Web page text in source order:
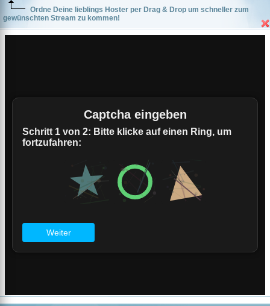
Ordne Deine lieblings Hoster per Drag & Drop um schneller zum
gewünschten Stream zu kommen!